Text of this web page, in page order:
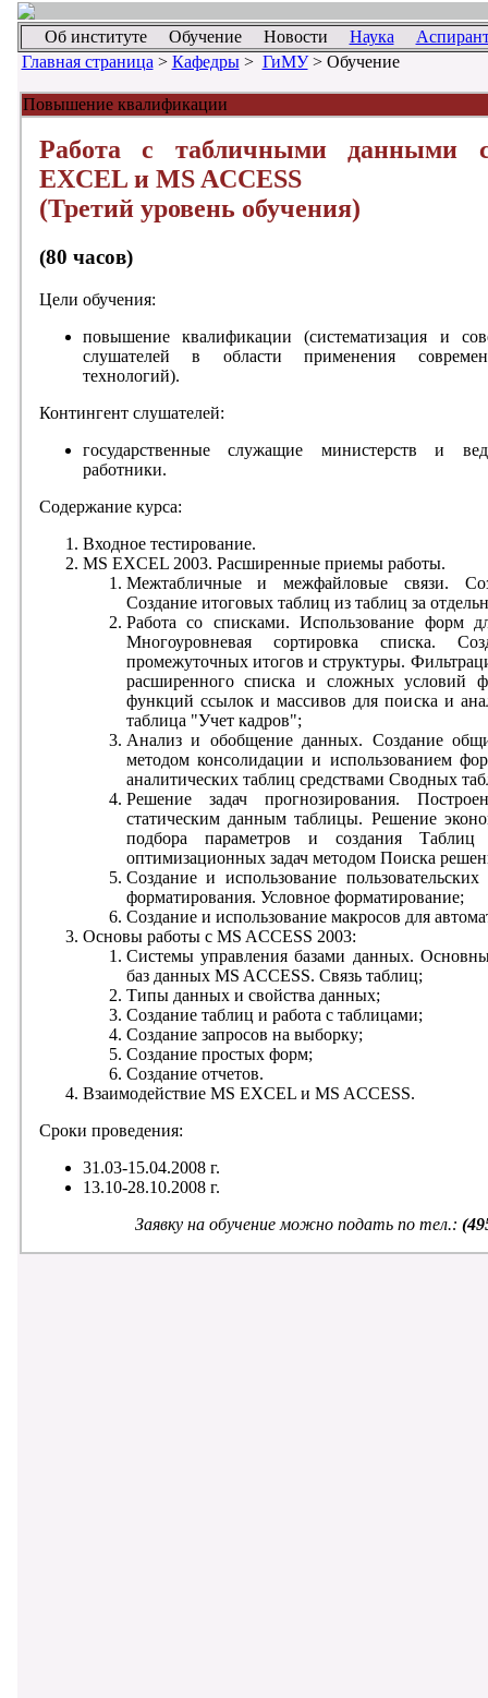
Об институте Обучение Новости Наука
Главная страница > Кафедры> ГиМУ> Обучение
Повышение квалификации
Работа с табличными данными
EXCEL и MS ACCESS
(Третий уровень обучения)
(80 часов)
Цели обучения:
повышение квалификации (систематизация и
слушателей в области применения
технологий).
Контингент слушателей:
государственные служащие министерств и
работники.
Содержание курса:
Входное тестирование.
MS EXCEL 2003. Расширенные приемы работы.
Межтабличные и межфайловые связи.
Создание итоговых таблиц из таблиц за
Работа со списками. Использование форм
Многоуровневая сортировка списка.
промежуточных итогов и структуры.
расширенного списка и сложных условий
функций ссылок и массивов для поиска и
таблица "Учет кадров";
Анализ и обобщение данных. Создание
методом консолидации и использованием
аналитических таблиц средствами Сводных
Решение задач прогнозирования.
статическим данным таблицы. Решение
подбора параметров и создания Таблиц
оптимизационных задач методом Поиска
Создание и использование
форматирования. Условное форматирование;
Создание и использование макросов для
Основы работы с MS ACCESS 2003:
Системы управления базами данных.
баз данных MS ACCESS. Связь таблиц;
Типы данных и свойства данных;
Создание таблиц и работа с таблицами;
Создание запросов на выборку;
Создание простых форм;
Создание отчетов.
Взаимодействие MS EXCEL и MS ACCESS.
Сроки проведения:
31.03-15.04.2008 г.
13.10-28.10.2008 г.
Заявку на обучение можно подать по тел.: